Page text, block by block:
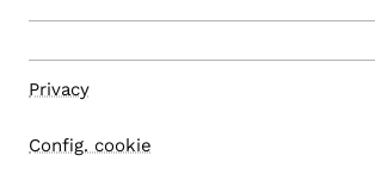
Privacy
Config. cookie